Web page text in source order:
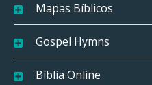
Mapas Bíblicos
Gospel Hymns
Bíblia Online